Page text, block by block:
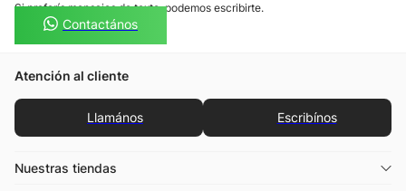
Si preferís mensajes de texto, podemos escribirte.
Contactános
Atención al cliente
Llamános Escribínos
Nuestras tiendas